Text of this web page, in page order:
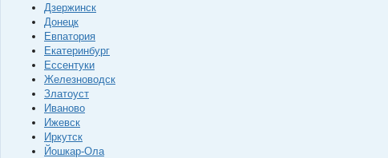
Дзержинск
Донецк
Евпатория
Екатеринбург
Ессентуки
Железноводск
Златоуст
Иваново
Ижевск
Иркутск
Йошкар-Ола